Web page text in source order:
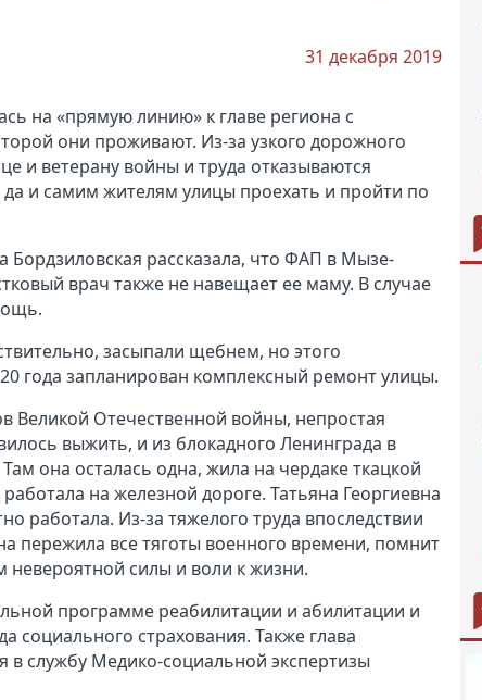
31 декабря 2019
на «прямую линию» к главе региона с
они проживают. Из-за узкого дорожного
и ветерану войны и труда отказываются
и самим жителям улицы проехать и пройти по
Бордзиловская рассказала, что ФАП в Мызе-
врач также не навещает ее маму. В случае
засыпали щебнем, но этого
года запланирован комплексный ремонт улицы.
Великой Отечественной войны, непростая
выжить, и из блокадного Ленинграда в
она осталась одна, жила на чердаке ткацкой
на железной дороге. Татьяна Георгиевна
работала. Из-за тяжелого труда впоследствии
пережила все тяготы военного времени, помнит
силы и воли к жизни.
программе реабилитации и абилитации и
страхования. Также глава
службу Медико-социальной экспертизы